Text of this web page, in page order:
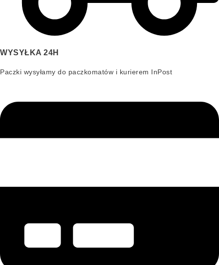
WYSYŁKA 24H
Paczki wysyłamy do paczkomatów i kurierem InPost